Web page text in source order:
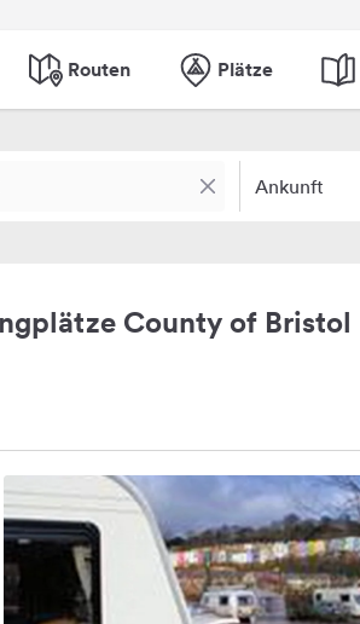
Routen Plätze
Ankunft
County of Bristol